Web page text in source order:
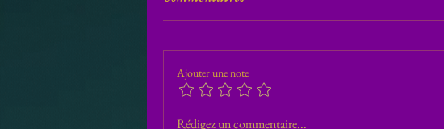
Ajouter une note
Rédigez un commentaire...